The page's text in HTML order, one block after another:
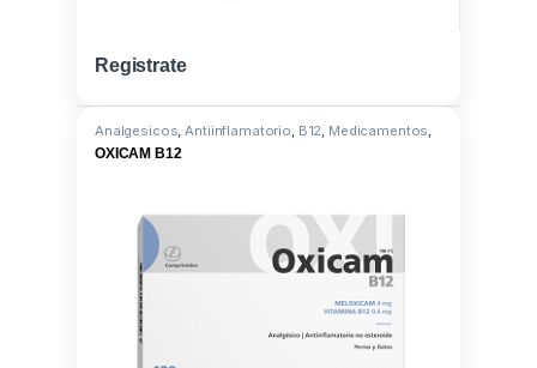
Registrate
Analgesicos,Antiinflamatorio, B12, Medicamentos,
Meloxicam
OXICAM B12